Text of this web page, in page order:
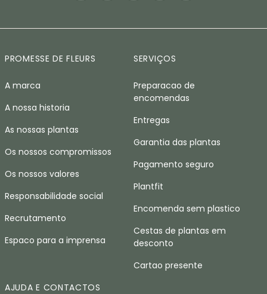
PROMESSE DE FLEURS
A marca
A nossa historia
As nossas plantas
Os nossos compromissos
Os nossos valores
Responsabilidade social
Recrutamento
Espaco para a imprensa
SERVIÇOS
Preparacao de
encomendas
Entregas
Garantia das plantas
Pagamento seguro
Plantfit
Encomenda sem plastico
Cestas de plantas em
desconto
Cartao presente
AJUDA E CONTACTOS